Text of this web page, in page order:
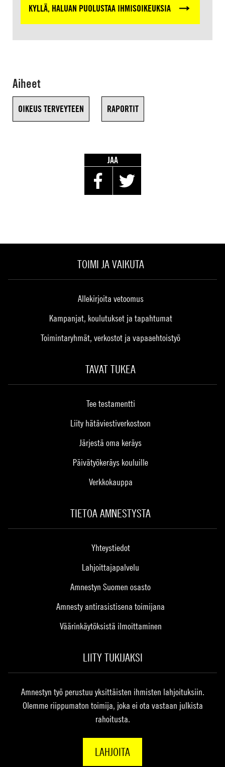
KYLLÄ, HALUAN PUOLUSTAA IHMISOIKEUKSIA
Aiheet
OIKEUS TERVEYTEEN RAPORTIT
JAA
TOIMI JA VAIKUTA
Allekirjoita vetoomus
Kampanjat, koulutukset ja tapahtumat
Toimintaryhmät, verkostot ja vapaaehtoistyö
TAVAT TUKEA
Tee testamentti
Liity hätäviestiverkostoon
Järjestä oma keräys
Päivätyökeräys kouluille
Verkkokauppa
TIETOA AMNESTYSTA
Yhteystiedot
Lahjoittajapalvelu
Amnestyn Suomen osasto
Amnesty antirasistisena toimijana
Väärinkäytöksistä ilmoittaminen
LIITY TUKIJAKSI
Amnestyn työ perustuu yksittäisten ihmisten lahjoituksiin.
Olemme riippumaton toimija, joka ei ota vastaan julkista
rahoitusta.
LAHJOITA